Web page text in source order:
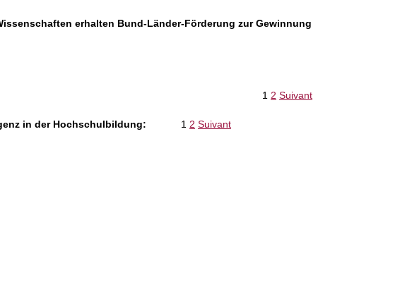
erhalten Bund-Länder-Förderung zur Gewinnung
1 2 Suivant
1 2 Suivant
in der Hochschulbildung: